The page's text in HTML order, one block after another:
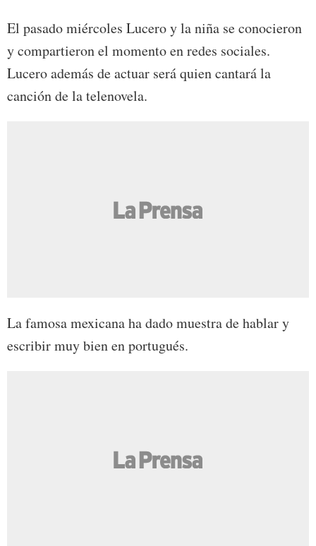
El pasado miércoles Lucero y la niña se conocieron
y compartieron el momento en redes sociales.
Lucero además de actuar será quien cantará la
canción de la telenovela.
La famosa mexicana ha dado muestra de hablar y
escribir muy bien en portugués.